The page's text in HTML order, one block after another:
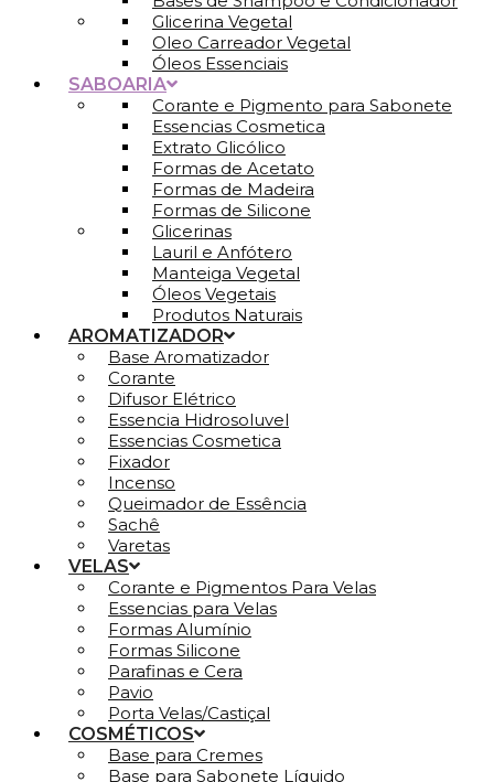
Glicerina Vegetal
Oleo Carreador Vegetal
Óleos Essenciais
SABOARIA
Corante e Pigmento para Sabonete
Essencias Cosmetica
Extrato Glicólico
Formas de Acetato
Formas de Madeira
Formas de Silicone
Glicerinas
Lauril e Anfótero
Manteiga Vegetal
Óleos Vegetais
Produtos Naturais
AROMATIZADOR
Base Aromatizador
Corante
Difusor Elétrico
Essencia Hidrosoluvel
Essencias Cosmetica
Fixador
Incenso
Queimador de Essência
Sachê
Varetas
VELAS
Corante e Pigmentos Para Velas
Essencias para Velas
Formas Alumínio
Formas Silicone
Parafinas e Cera
Pavio
Porta Velas/Castiçal
COSMÉTICOS
Base para Cremes
Base para Sabonete Líquido